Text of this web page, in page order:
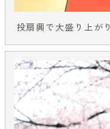
投扇興で大盛り上がり